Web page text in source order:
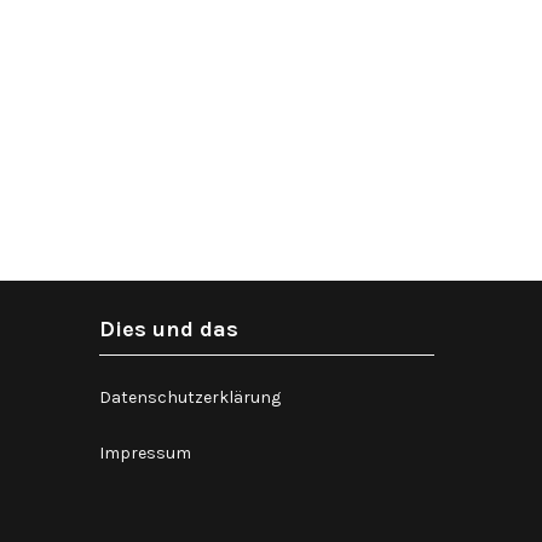
Dies und das
Datenschutzerklärung
Impressum